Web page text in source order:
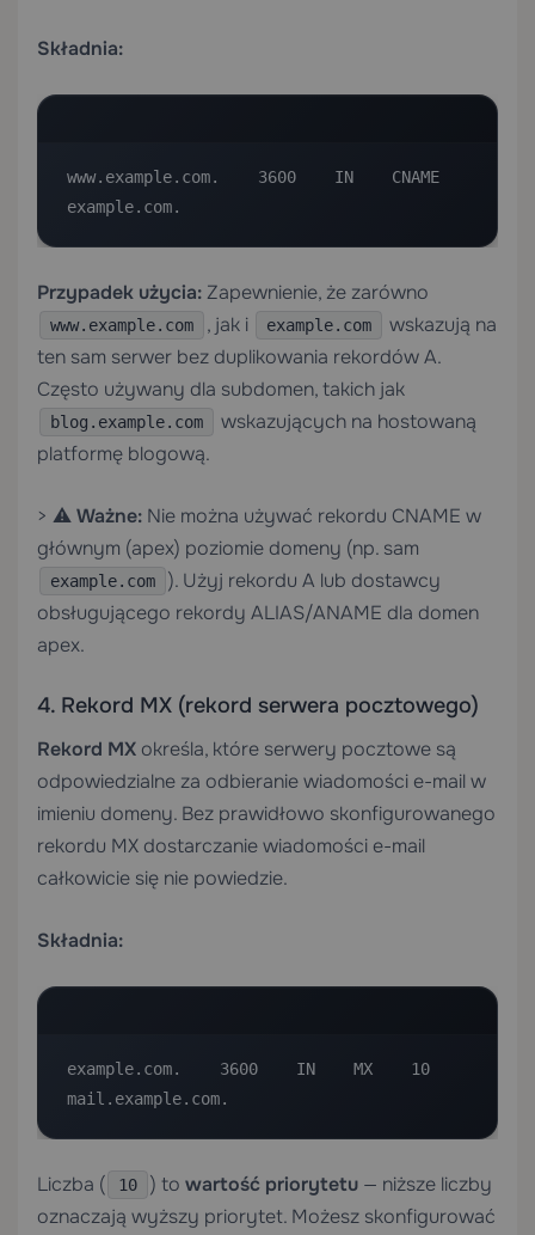
Składnia:
www.example.com.    3600    IN    CNAME
example.com.
Przypadek użycia:Zapewnienie, że zarówno
www.example.com , jak i example.com
wskazują na
ten sam serwer bez duplikowania rekordów A.
Często używany dla subdomen, takich jak
blog.example.com
wskazujących na hostowaną
platformę blogową.
> ⚠️Ważne: Nie można używać rekordu CNAME w
głównym (apex) poziomie domeny (np. sam
example.com
). Użyj rekordu A lub dostawcy
obsługującego rekordy ALIAS/ANAME dla domen
apex.
4. Rekord MX (rekord serwera pocztowego)
Rekord MX określa, które serwery pocztowe są
odpowiedzialne za odbieranie wiadomości e-mail w
imieniu domeny. Bez prawidłowo skonfigurowanego
rekordu MX dostarczanie wiadomości e-mail
całkowicie się nie powiedzie.
Składnia:
example.com.    3600    IN    MX    10
mail.example.com.
Liczba ( 10 ) to wartość priorytetu — niższe liczby
oznaczają wyższy priorytet. Możesz skonfigurować